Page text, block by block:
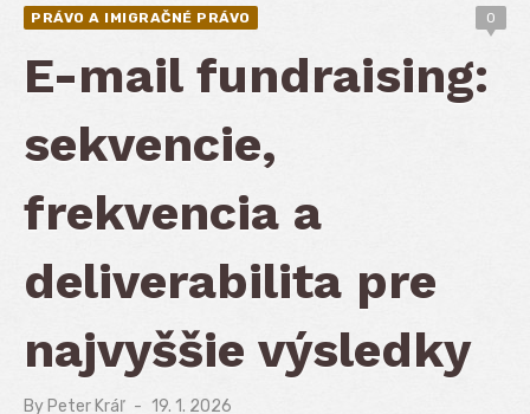
PRÁVO A IMIGRAČNÉ PRÁVO 0
E-mail fundraising:
sekvencie,
frekvencia a
deliverabilita pre
najvyššie výsledky
By Peter Kráľ
Posted
19. 1. 2026